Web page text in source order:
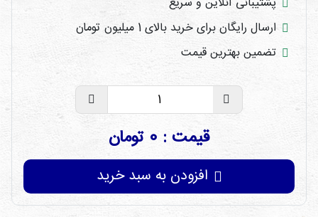
ارسال رایگان برای خرید بالای 1 میلیون تومان
تضمین بهترین قیمت
قیمت : 0 تومان
افزودن به سبد خرید